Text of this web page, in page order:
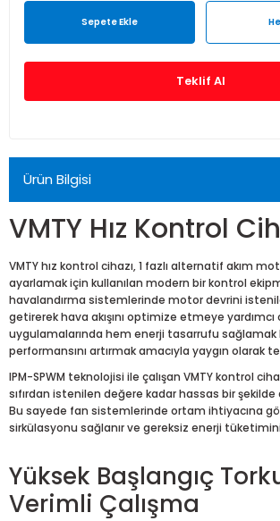
Sepete Ekle
Teklif Al
Ürün Bilgisi
VMTY Hız Kontrol
VMTY hız kontrol cihazı, 1 fazlı alternatif akım
ayarlamak için kullanılan modern bir kontrol
havalandırma sistemlerinde motor devrini
getirerek hava akışını optimize etmeye yardımcı
uygulamalarında hem enerji tasarrufu
performansını artırmak amacıyla yaygın olarak
IPM-SPWM teknolojisi ile çalışan VMTY kontrol
sıfırdan istenilen değere kadar hassas bir
Bu sayede fan sistemlerinde ortam ihtiyacına
sirkülasyonu sağlanır ve gereksiz enerji
Yüksek Başlangıç
Verimli Çalışma